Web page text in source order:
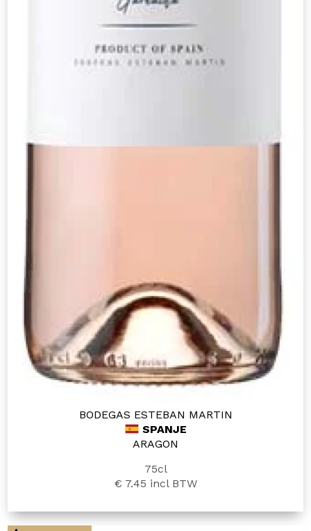
BODEGAS ESTEBAN MARTIN
SPANJE
ARAGON
75cl
€ 7.45 incl BTW